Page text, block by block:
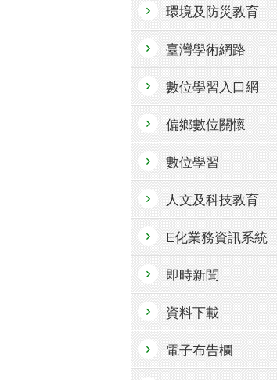
環境及防災教育
臺灣學術網路
數位學習入口網
偏鄉數位關懷
數位學習
人文及科技教育
E化業務資訊系統
即時新聞
資料下載
電子布告欄